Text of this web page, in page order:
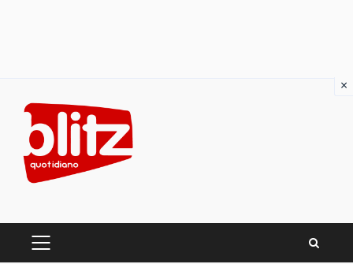
content
PRIMARY
×